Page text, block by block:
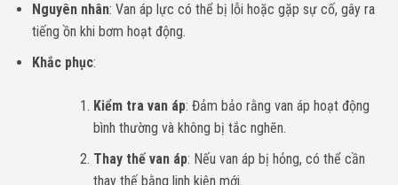
Nguyên nhân: Van áp lực có thể bị lỗi hoặc gặp sự cố, gây ra
tiếng ồn khi bơm hoạt động.
Khắc phục:
Kiểm tra van áp: Đảm bảo rằng van áp hoạt động
bình thường và không bị tắc nghẽn.
Thay thế van áp: Nếu van áp bị hỏng, có thể cần
thay thế bằng linh kiện mới.